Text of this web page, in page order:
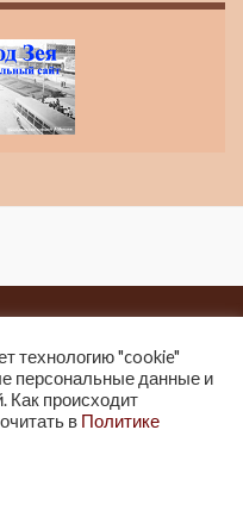
Карта сайта
32.
технологию "cookie"
персональные данные и
Как происходит
в Политике